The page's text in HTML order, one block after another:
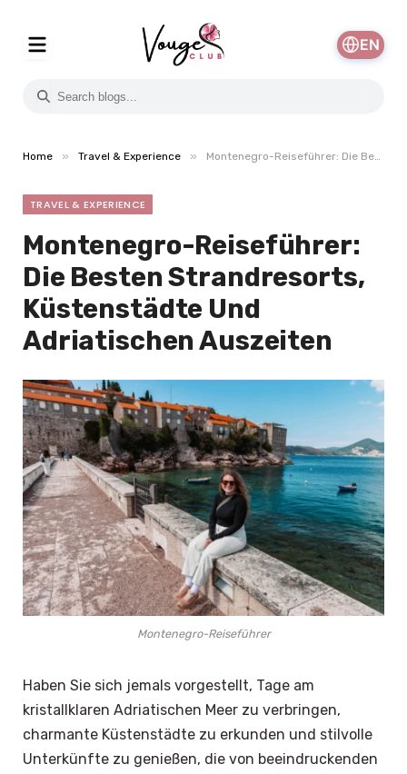
EN
Home » Travel & Experience » Montenegro-Reiseführer: Die Besten Strandresorts, Küstenstädte Und Adriatischen Auszeiten
TRAVEL & EXPERIENCE
Montenegro-Reiseführer:
Die Besten Strandresorts,
Küstenstädte Und
Adriatischen Auszeiten
Montenegro-Reiseführer
Haben Sie sich jemals vorgestellt, Tage am
kristallklaren Adriatischen Meer zu verbringen,
charmante Küstenstädte zu erkunden und stilvolle
Unterkünfte zu genießen, die von beeindruckenden